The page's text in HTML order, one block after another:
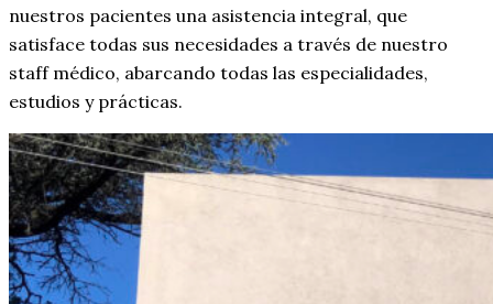
nuestros pacientes una asistencia integral, que
satisface todas sus necesidades a través de nuestro
staff médico, abarcando todas las especialidades,
estudios y prácticas.